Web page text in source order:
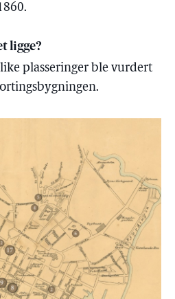
ligge?
plasseringer ble vurdert